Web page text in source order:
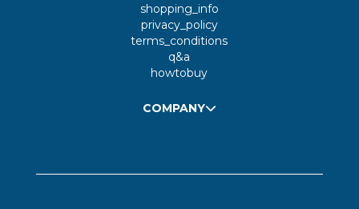
shopping_info
privacy_policy
terms_conditions
q&a
howtobuy
COMPANY